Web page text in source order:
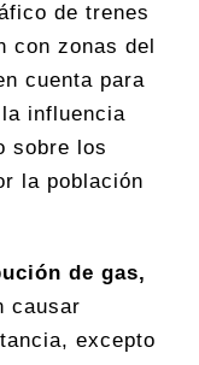
de trenes
con zonas del
cuenta para
influencia
sobre los
la población
de gas,
causar
excepto